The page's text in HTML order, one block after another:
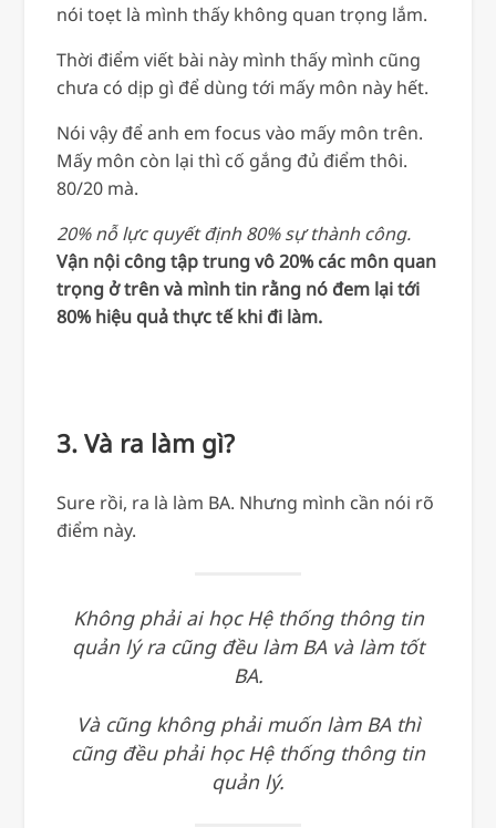
nói toẹt là mình thấy không quan trọng lắm.
Thời điểm viết bài này mình thấy mình cũng
chưa có dịp gì để dùng tới mấy môn này hết.
Nói vậy để anh em focus vào mấy môn trên.
Mấy môn còn lại thì cố gắng đủ điểm thôi.
80/20 mà.
20% nỗ lực quyết định 80% sự thành công.
Vận nội công tập trung vô 20% các môn quan
trọng ở trên và mình tin rằng nó đem lại tới
80% hiệu quả thực tế khi đi làm.
3. Và ra làm gì?
Sure rồi, ra là làm BA. Nhưng mình cần nói rõ
điểm này.
Không phải ai học Hệ thống thông tin
quản lý ra cũng đều làm BA và làm tốt
BA.
Và cũng không phải muốn làm BA thì
cũng đều phải học Hệ thống thông tin
quản lý.